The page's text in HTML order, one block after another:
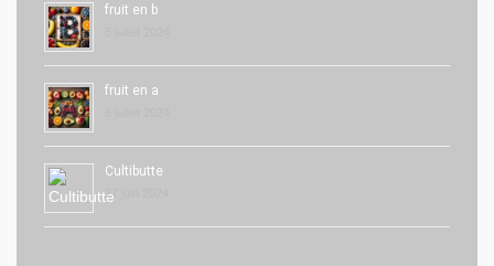
fruit en b
fruit en a
Cultibutte
27 juin 2024